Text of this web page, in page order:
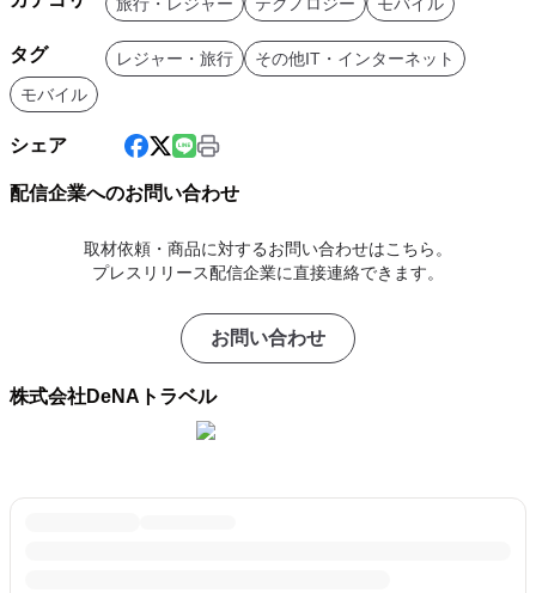
タグ レジャー・旅行
その他IT・インターネット
モバイル
シェア
配信企業へのお問い合わせ
取材依頼・商品に対するお問い合わせはこちら。
プレスリリース配信企業に直接連絡できます。
お問い合わせ
株式会社DeNAトラベル